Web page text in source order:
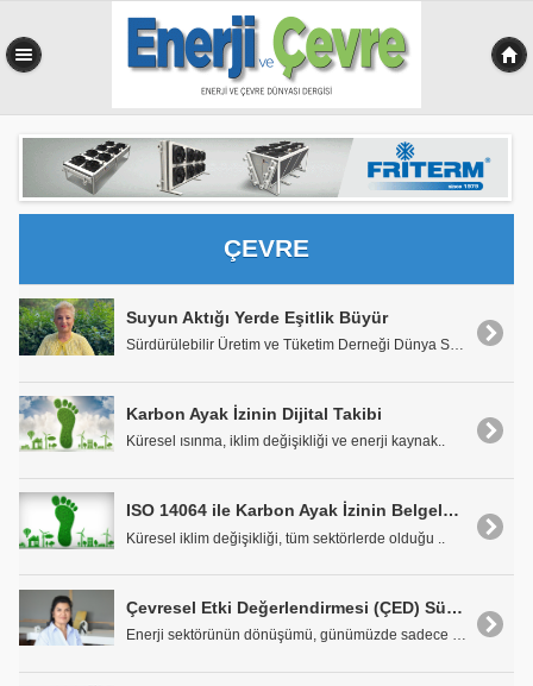
ÇEVRE
Suyun Aktığı Yerde Eşitlik Büyür
Sürdürülebilir Üretim ve Tüketim Derneği Dünya Su ..
Karbon Ayak İzinin Dijital Takibi
Küresel ısınma, iklim değişikliği ve enerji kaynak..
ISO 14064 ile Karbon Ayak İzinin Belgelendirilmesi ve Enerjide Şeffaflık
Küresel iklim değişikliği, tüm sektörlerde olduğu ..
Çevresel Etki Değerlendirmesi (ÇED) Süreçlerinin Enerji Projelerine Etkisi
Enerji sektörünün dönüşümü, günümüzde sadece ekono..
0,090 sn